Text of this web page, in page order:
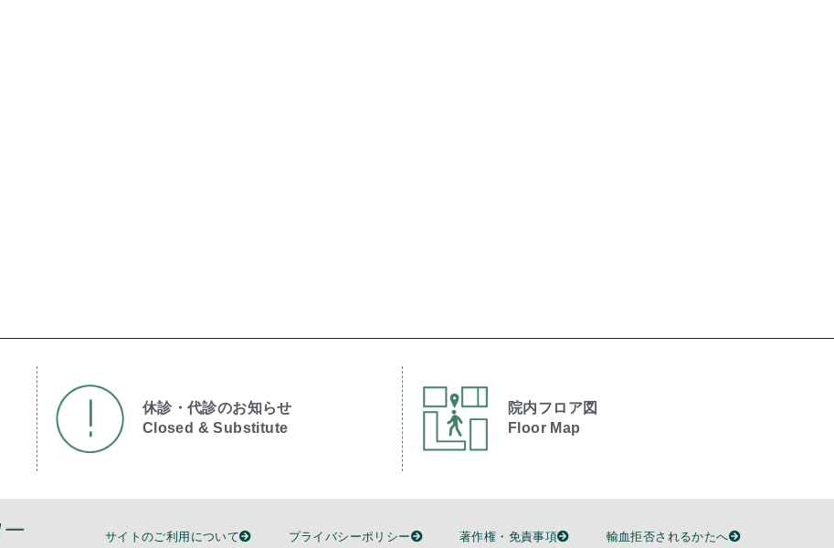
休診・代診のお知らせ
Closed & Substitute​
院内フロア図
Floor Map
サイトのご利用について プライバシーポリシー 著作権・免責事項 輸血拒否されるかたへ